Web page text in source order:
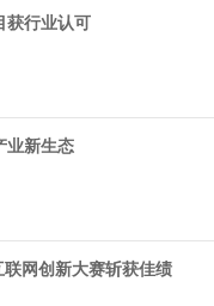
获行业认可
业新生态
网创新大赛斩获佳绩